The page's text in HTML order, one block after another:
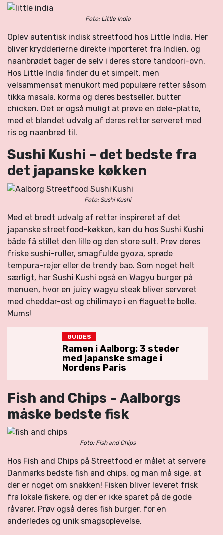
Foto: Little India
Oplev autentisk indisk streetfood hos Little India. Her
bliver krydderierne direkte importeret fra Indien, og
naanbrødet bager de selv i deres store tandoori-ovn.
Hos Little India finder du et simpelt, men
velsammensat menukort med populære retter såsom
tikka masala, korma og deres bestseller, butter
chicken. Det er også muligt at prøve en dele-platte,
med et blandet udvalg af deres retter serveret med
ris og naanbrød til.
Sushi Kushi – det bedste fra
det japanske køkken
Foto: Sushi Kushi
Med et bredt udvalg af retter inspireret af det
japanske streetfood-køkken, kan du hos Sushi Kushi
både få stillet den lille og den store sult. Prøv deres
friske sushi-ruller, smagfulde gyoza, sprøde
tempura-rejer eller de trendy bao. Som noget helt
særligt, har Sushi Kushi også en Wagyu burger på
menuen, hvor en juicy wagyu steak bliver serveret
med cheddar-ost og chilimayo i en flaguette bolle.
Mums!
GUIDES
Ramen i Aalborg: 3 steder
med japanske smage i
Nordens Paris
Fish and Chips – Aalborgs
måske bedste fisk
Foto: Fish and Chips
Hos Fish and Chips på Streetfood er målet at servere
Danmarks bedste fish and chips, og man må sige, at
der er noget om snakken! Fisken bliver leveret frisk
fra lokale fiskere, og der er ikke sparet på de gode
råvarer. Prøv også deres fish burger, for en
anderledes og unik smagsoplevelse.